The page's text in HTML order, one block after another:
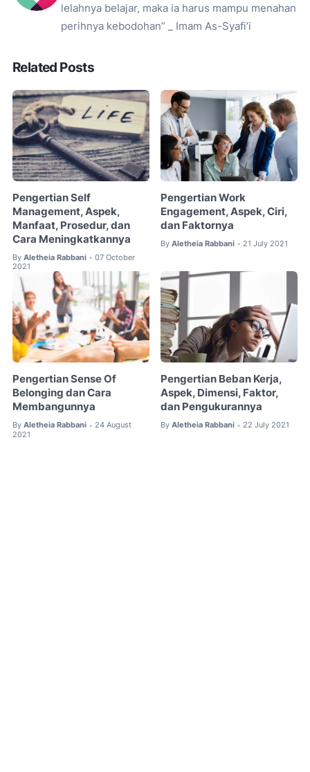
lelahnya belajar, maka ia harus mampu menahan
perihnya kebodohan” _ Imam As-Syafi’i
Related Posts
Pengertian Self
Management, Aspek,
Manfaat, Prosedur, dan
Cara Meningkatkannya
By Aletheia Rabbani • 07 October
2021
Pengertian Work
Engagement, Aspek, Ciri,
dan Faktornya
By Aletheia Rabbani • 21 July 2021
Pengertian Sense Of
Belonging dan Cara
Membangunnya
By Aletheia Rabbani • 24 August
2021
Pengertian Beban Kerja,
Aspek, Dimensi, Faktor,
dan Pengukurannya
By Aletheia Rabbani • 22 July 2021